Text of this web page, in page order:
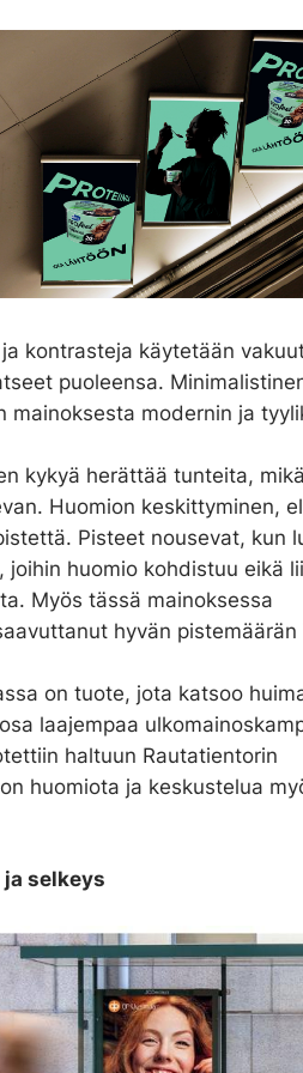
kontrasteja käytetään
puoleensa.
modernin ja
kykyä herättää tunteita,
Huomion keskittyminen, eli
Pisteet nousevat, kun
huomio kohdistuu eikä
Myös tässä mainoksessa
hyvän pistemäärän
on tuote, jota katsoo
laajempaa
haltuun Rautatientorin
huomiota ja keskustelua
selkeys